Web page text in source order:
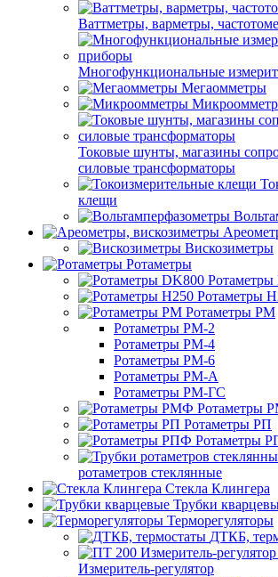
Ваттметры, варметры,
Многофункциональные
Мегаомметры
Токовые шунты, магазины
силовые трансформаторы
клещи
Вискозиметры
Ротаметры
Ротаметры
Ротаметры РМ
Ротаметры РМ-2
Ротаметры РМ-4
Ротаметры РМ-6
Ротаметры РМ-А
Ротаметры РМ-ГС
Ротаметры
Ротаметры РП
Ротаметры
ротаметров стеклянные
Стекла Клингера
Трубки
Терморегуляторы
ДТКБ,
Измеритель-регулятор